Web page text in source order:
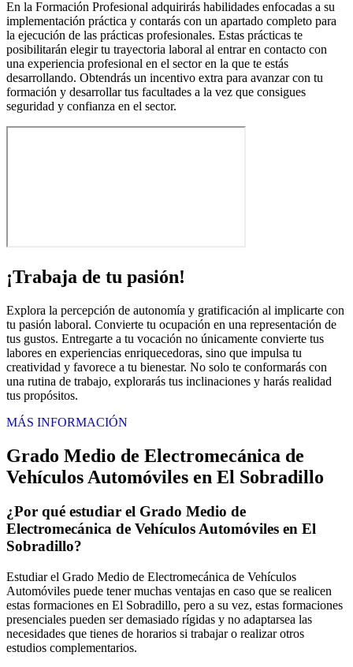
En la Formación Profesional adquirirás habilidades enfocadas a su
implementación práctica y contarás con un apartado completo para
la ejecución de las prácticas profesionales. Estas prácticas te
posibilitarán elegir tu trayectoria laboral al entrar en contacto con
una experiencia profesional en el sector en la que te estás
desarrollando. Obtendrás un incentivo extra para avanzar con tu
formación y desarrollar tus facultades a la vez que consigues
seguridad y confianza en el sector.
¡Trabaja de tu pasión!
Explora la percepción de autonomía y gratificación al implicarte con
tu pasión laboral. Convierte tu ocupación en una representación de
tus gustos. Entregarte a tu vocación no únicamente convierte tus
labores en experiencias enriquecedoras, sino que impulsa tu
creatividad y favorece a tu bienestar. No solo te conformarás con
una rutina de trabajo, explorarás tus inclinaciones y harás realidad
tus propósitos.
MÁS INFORMACIÓN
Grado Medio de Electromecánica de
Vehículos Automóviles en El Sobradillo
¿Por qué estudiar el Grado Medio de
Electromecánica de Vehículos Automóviles en El
Sobradillo?
Estudiar el Grado Medio de Electromecánica de Vehículos
Automóviles puede tener muchas ventajas en caso que se realicen
estas formaciones en El Sobradillo, pero a su vez, estas formaciones
presenciales pueden ser demasiado rígidas y no adaptarsea las
necesidades que tienes de horarios si trabajar o realizar otros
estudios complementarios.